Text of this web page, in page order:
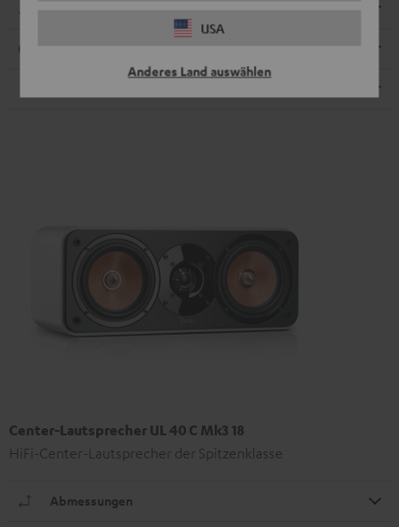
USA
Anderes Land auswählen
Center-Lautsprecher UL 40 C Mk3 18
HiFi-Center-Lautsprecher der Spitzenklasse
Abmessungen